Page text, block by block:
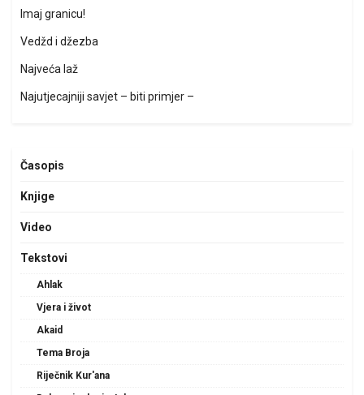
Imaj granicu!
Vedžd i džezba
Najveća laž
Najutjecajniji savjet – biti primjer –
Časopis
Knjige
Video
Tekstovi
Ahlak
Vjera i život
Akaid
Tema Broja
Riječnik Kur'ana